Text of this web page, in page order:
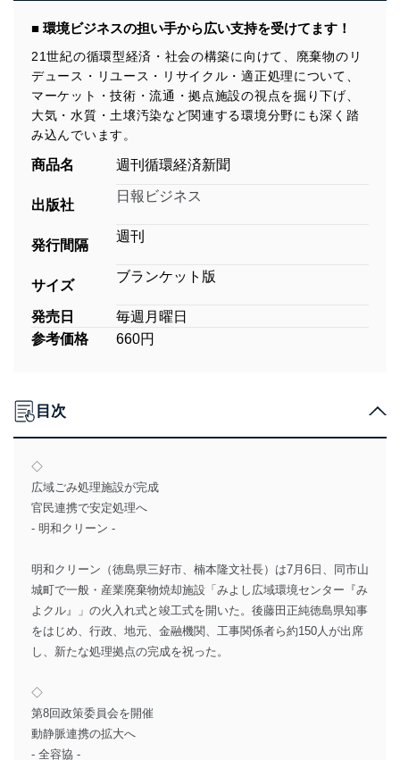
■ 環境ビジネスの担い手から広い支持を受けてます！
21世紀の循環型経済・社会の構築に向けて、廃棄物のリ
デュース・リユース・リサイクル・適正処理について、
マーケット・技術・流通・拠点施設の視点を掘り下げ、
大気・水質・土壌汚染など関連する環境分野にも深く踏
み込んでいます。
商品名 週刊循環経済新聞
出版社
日報ビジネス
発行間隔
週刊
サイズ
ブランケット版
発売日
毎週月曜日
参考価格
660円
目次
◇
広域ごみ処理施設が完成
官民連携で安定処理へ
- 明和クリーン -
明和クリーン（徳島県三好市、楠本隆文社長）は7月6日、同市山
城町で一般・産業廃棄物焼却施設「みよし広域環境センター『み
よクル』」の火入れ式と竣工式を開いた。後藤田正純徳島県知事
をはじめ、行政、地元、金融機関、工事関係者ら約150人が出席
し、新たな処理拠点の完成を祝った。
◇
第8回政策委員会を開催
動静脈連携の拡大へ
- 全容協 -